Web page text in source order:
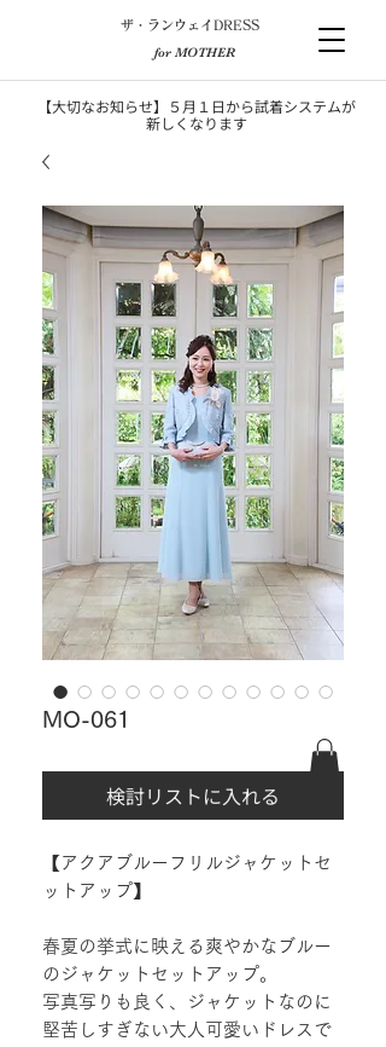
​ザ・ランウェイDRESS
for MOTHER
【大切なお知らせ】５月１日から試着システムが
新しくなります
MO-061
検討リストに入れる
【アクアブルーフリルジャケットセ
ットアップ】
春夏の挙式に映える爽やかなブルー
のジャケットセットアップ。
写真写りも良く、ジャケットなのに
堅苦しすぎない大人可愛いドレスで